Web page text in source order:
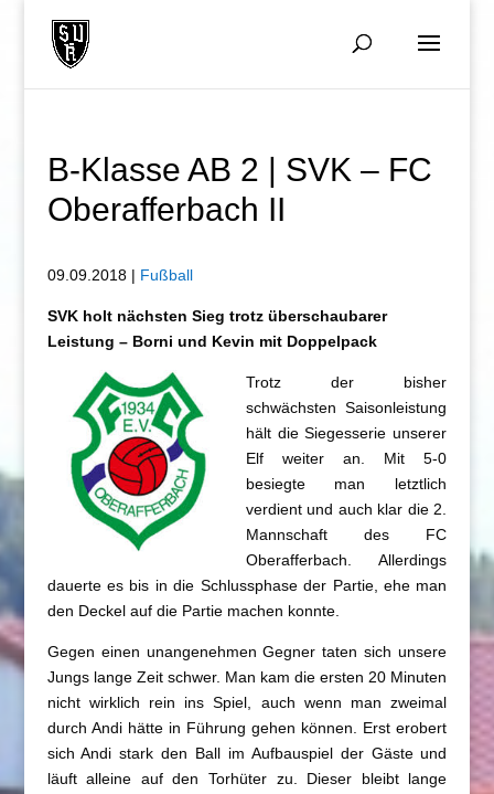
B-Klasse AB 2 | SVK – FC
Oberafferbach II
09.09.2018 | Fußball
SVK holt nächsten Sieg trotz überschaubarer
Leistung – Borni und Kevin mit Doppelpack
Trotz der bisher
schwächsten Saisonleistung
hält die Siegesserie unserer
Elf weiter an. Mit 5-0
besiegte man letztlich
verdient und auch klar die 2.
Mannschaft des FC
Oberafferbach. Allerdings
dauerte es bis in die Schlussphase der Partie, ehe man
den Deckel auf die Partie machen konnte.
Gegen einen unangenehmen Gegner taten sich unsere
Jungs lange Zeit schwer. Man kam die ersten 20 Minuten
nicht wirklich rein ins Spiel, auch wenn man zweimal
durch Andi hätte in Führung gehen können. Erst erobert
sich Andi stark den Ball im Aufbauspiel der Gäste und
läuft alleine auf den Torhüter zu. Dieser bleibt lange